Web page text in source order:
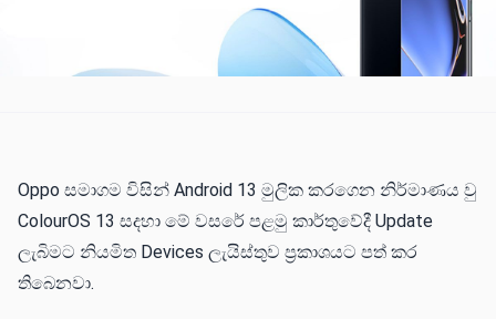
Oppo සමාගම විසින් Android 13 මුලික කරගෙන නිර්මාණය වු
ColourOS 13 සදහා මේ වස⁣රේ පළමු කාර්තුවේදී Update
ලැබිමට නියමිත Devices ලැයිස්තුව ප්‍රකාශයට පත් කර
තිබෙනවා.